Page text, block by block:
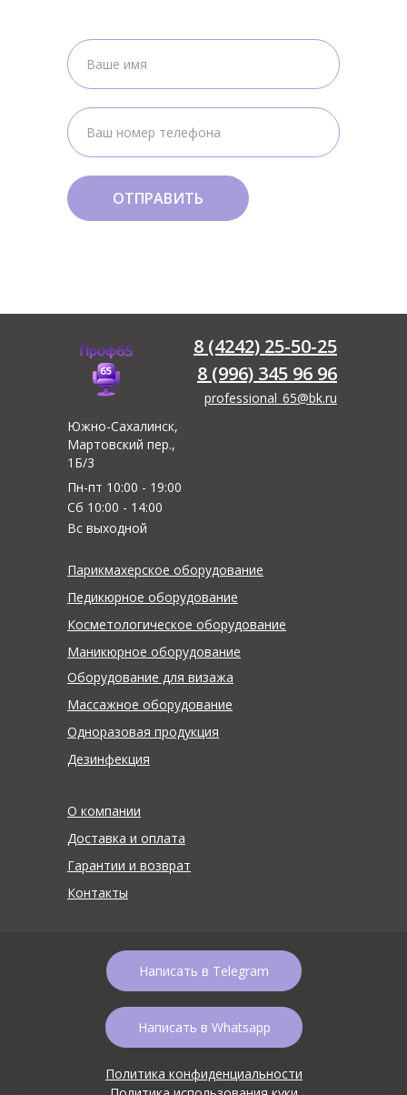
ОТПРАВИТЬ
Парикмахерское оборудование
Педикюрное оборудование
Косметологическое оборудование
Маникюрное оборудование
Оборудование для визажа
Массажное оборудование
Одноразовая продукция
Дезинфекция
Южно-Сахалинск,
Мартовский пер.,
1Б/3
8 (4242) 25-50-25
8 (996) 345 96 96
professional_65@bk.ru
О компании
Доставка и оплата
Гарантии и возврат
Контакты
Пн-пт 10:00 - 19:00
Сб 10:00 - 14:00
Вс выходной
Политика конфиденциальности
Написать в Telegram
Написать в Whatsapp